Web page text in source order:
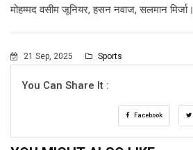
मोहम्मद वसीम जूनियर, हसन नवाज, सलमान मिर्जा।
21 Sep, 2025 Sports
You Can Share It :
Facebook